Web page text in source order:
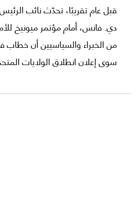
قبل عام تقريبًا، تحدّث نائب
دي. فانس، أمام مؤتمر ميونيخ
من الخبراء والسياسيين أن
سوى إعلان انطلاق الولايات